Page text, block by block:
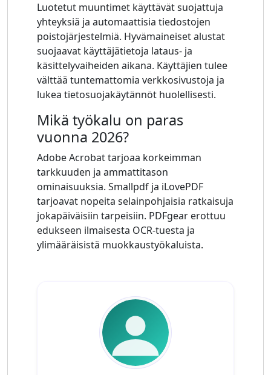
Luotetut muuntimet käyttävät suojattuja
yhteyksiä ja automaattisia tiedostojen
poistojärjestelmiä. Hyvämaineiset alustat
suojaavat käyttäjätietoja lataus- ja
käsittelyvaiheiden aikana. Käyttäjien tulee
välttää tuntemattomia verkkosivustoja ja
lukea tietosuojakäytännöt huolellisesti.
Mikä työkalu on paras
vuonna 2026?
Adobe Acrobat tarjoaa korkeimman
tarkkuuden ja ammattitason
ominaisuuksia. Smallpdf ja iLovePDF
tarjoavat nopeita selainpohjaisia ​​ratkaisuja
jokapäiväisiin tarpeisiin. PDFgear erottuu
edukseen ilmaisesta OCR-tuesta ja
ylimääräisistä muokkaustyökaluista.